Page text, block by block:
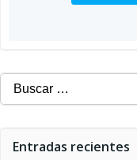
Buscar:
Entradas recientes